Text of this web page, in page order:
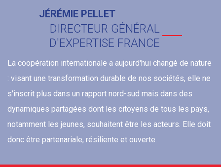
JÉRÉMIE PELLET
DIRECTEUR GÉNÉRAL
D'EXPERTISE FRANCE
La coopération internationale a aujourd'hui changé de nature
: visant une transformation durable de nos sociétés, elle ne
s'inscrit plus dans un rapport nord-sud mais dans des
dynamiques partagées dont les citoyens de tous les pays,
notamment les jeunes, souhaitent être les acteurs. Elle doit
donc être partenariale, résiliente et ouverte.